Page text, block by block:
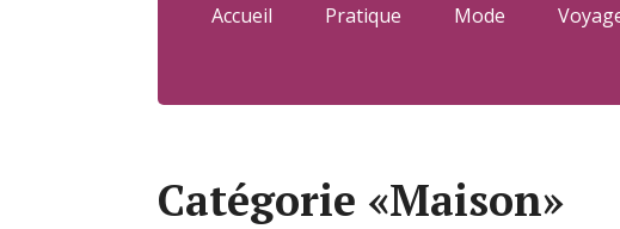
Accueil Pratique Mode
Catégorie «Maison»